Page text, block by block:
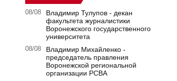
08/08
Владимир Тулупов - декан
факультета журналистики
Воронежского государственного
университета
08/08
Владимир Михайленко -
председатель правления
Воронежской региональной
организации РСВА